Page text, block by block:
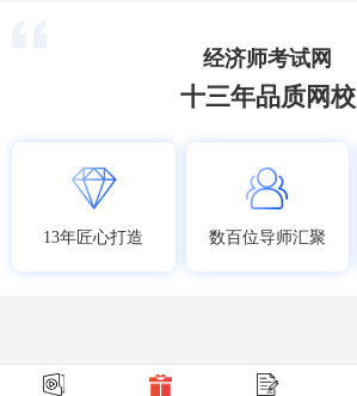
经济师考试网
十三年品质网校
13年匠心打造 数百位导师汇聚